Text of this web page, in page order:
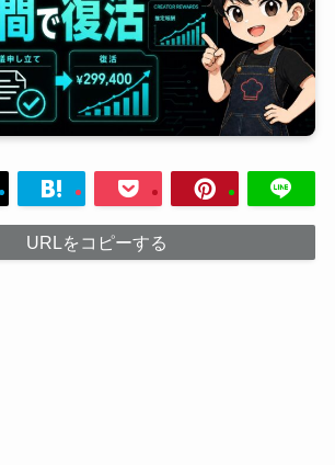
URLをコピーする